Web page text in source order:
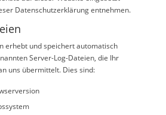
Datenschutzerklärung entnehmen.
erhebt und speichert automatisch
Server-Log-Dateien, die Ihr
uns übermittelt. Dies sind: